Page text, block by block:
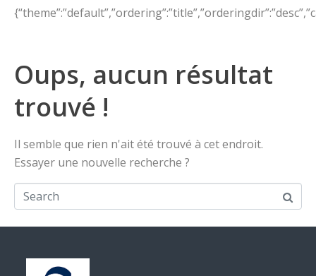
Oups, aucun résultat
trouvé !
Il semble que rien n'ait été trouvé à cet endroit.
Essayer une nouvelle recherche ?